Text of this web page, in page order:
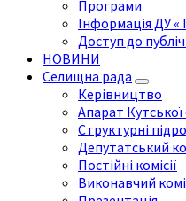
Програми
Інформація ДУ
Доступ до
НОВИНИ
Селищна рада
Керівництво
Апарат
Структурні
Депутатський
Постійні комісії
Виконавчий